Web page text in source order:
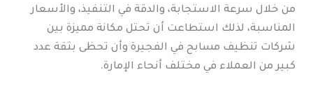
من خلال سرعة الاستجابة، والدقة في التنفيذ، والأسعار
المناسبة، لذلك استطاعت أن تحتل مكانة مميزة بين
شركات تنظيف مسابح في الفجيرة وأن تحظى بثقة عدد
كبير من العملاء في مختلف أنحاء الإمارة.